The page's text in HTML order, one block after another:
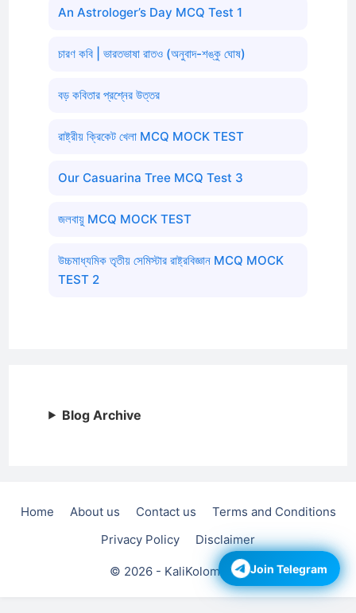
An Astrologer’s Day MCQ Test 1
চারণ কবি | ভারতভাষা রাতও (অনুবাদ-শঙ্কু ঘোষ)
বড় কবিতার প্রশ্নের উত্তর
রাষ্ট্রীয় ক্রিকেট খেলা MCQ MOCK TEST
Our Casuarina Tree MCQ Test 3
জলবায়ু MCQ MOCK TEST
উচ্চমাধ্যমিক তৃতীয় সেমিস্টার রাষ্ট্রবিজ্ঞান MCQ MOCK
TEST 2
Blog Archive
Home About us Contact us
Terms and Conditions
Privacy Policy
Disclaimer
© 2026 - KaliKolom.com Join Telegram